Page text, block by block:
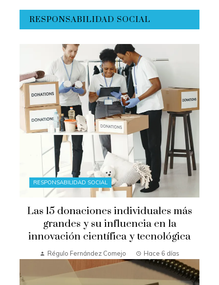
RESPONSABILIDAD SOCIAL
RESPONSABILIDAD SOCIAL
Las 15 donaciones individuales más
grandes y su influencia en la
innovación científica y tecnológica
Régulo Fernández Comejo Hace 6 días